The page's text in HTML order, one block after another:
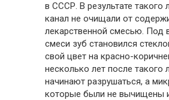
в СССР. В результате такого
канал не очищали от
лекарственной смесью. Под
смеси зуб становился
свой цвет на красно-
несколько лет после такого
начинают разрушаться, а
которые были не вычищены